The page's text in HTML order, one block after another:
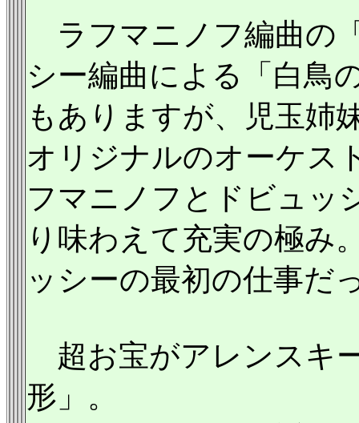
ラフマニノフ編曲の
シー編曲による「白鳥
もありますが、児玉姉
オリジナルのオーケス
フマニノフとドビュッ
り味わえて充実の極み
ッシーの最初の仕事だ
超お宝がアレンスキ
形」。